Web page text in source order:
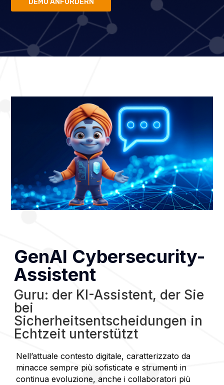
DEMO ANFORDERN
GenAI Cybersecurity-
Assistent
Guru: der KI-Assistent, der Sie
bei
Sicherheitsentscheidungen in
Echtzeit unterstützt
Nell’attuale contesto digitale, caratterizzato da
minacce sempre più sofisticate e strumenti in
continua evoluzione, anche i collaboratori più